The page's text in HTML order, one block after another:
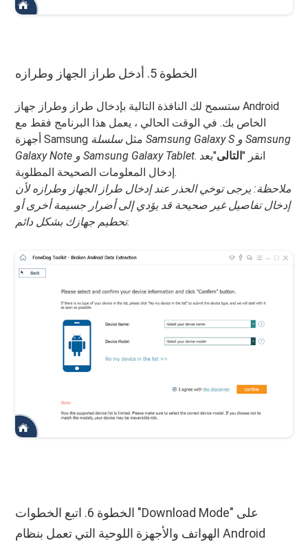
الخطوة 5. أدخل طراز الجهاز وطرازه
ستسمح لك النافذة التالية بإدخال طراز وطراز جهاز Android
الخاص بك. في الوقت الحالي ، يعمل هذا البرنامج فقط مع
أجهزة Samsung مثلسلسلة Samsung Galaxy S و Samsung
Galaxy Note و Samsung Galaxy Tablet
. انقر "التالى"بعد
إدخال المعلومات الصحيحة المطلوبة.
ملاحظة: يرجى توخي الحذر عند إدخال طراز الجهاز وطرازه لأن
إدخال تفاصيل غير صحيحة قد يؤدي إلى أضرار جسيمة أخرى أو
تحطيم جهازك بشكل دائم.
الخطوة 6. اتبع الخطوات "Download Mode" على
الهواتف والأجهزة اللوحية التي تعمل بنظام Android